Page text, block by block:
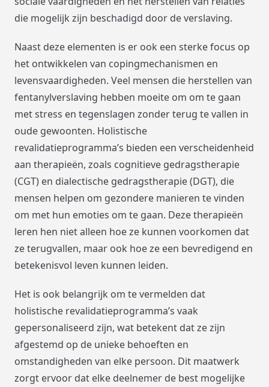
die mogelijk zijn beschadigd door de verslaving.
Naast deze elementen is er ook een sterke focus op
het ontwikkelen van copingmechanismen en
levensvaardigheden. Veel mensen die herstellen van
fentanylverslaving hebben moeite om om te gaan
met stress en tegenslagen zonder terug te vallen in
oude gewoonten. Holistische
revalidatieprogramma’s bieden een verscheidenheid
aan therapieën, zoals cognitieve gedragstherapie
(CGT) en dialectische gedragstherapie (DGT), die
mensen helpen om gezondere manieren te vinden
om met hun emoties om te gaan. Deze therapieën
leren hen niet alleen hoe ze kunnen voorkomen dat
ze terugvallen, maar ook hoe ze een bevredigend en
betekenisvol leven kunnen leiden.
Het is ook belangrijk om te vermelden dat
holistische revalidatieprogramma’s vaak
gepersonaliseerd zijn, wat betekent dat ze zijn
afgestemd op de unieke behoeften en
omstandigheden van elke persoon. Dit maatwerk
zorgt ervoor dat elke deelnemer de best mogelijke